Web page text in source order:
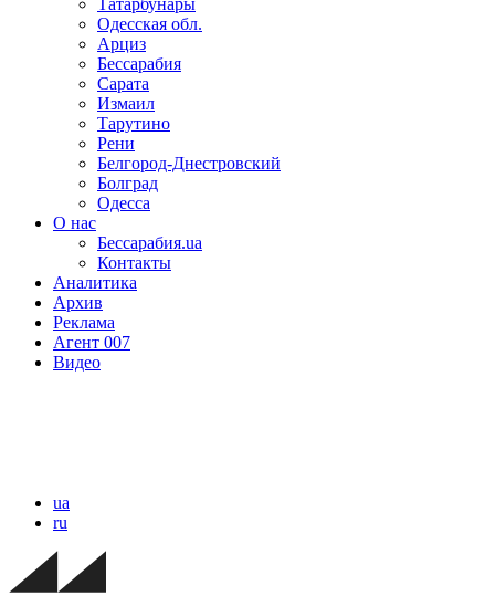
Татарбунары
Одесская обл.
Арциз
Бессарабия
Сарата
Измаил
Тарутино
Рени
Белгород-Днестровский
Болград
Одесса
О нас
Бессарабия.ua
Контакты
Аналитика
Архив
Реклама
Агент 007
Видео
ua
ru